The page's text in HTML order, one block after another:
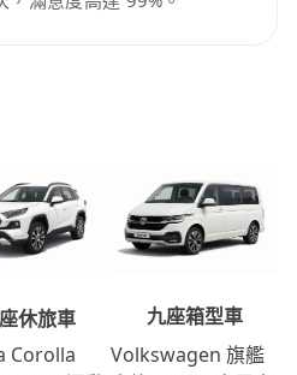
休旅車
Corolla
九座箱型車
Volkswagen 旗艦